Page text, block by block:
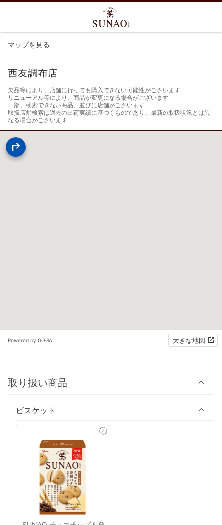
マップを見る
西友調布店
欠品等により、店舗に行っても購入できない可能性がございます
リニューアル等により、商品が変更になる場合がございます
一部、検索できない商品、並びに店舗がございます
取扱店舗検索は過去の出荷実績に基づくものであり、最新の取扱状況とは異
なる場合がございます
Powered by GOGA 大きな地図
取り扱い商品
ビスケット